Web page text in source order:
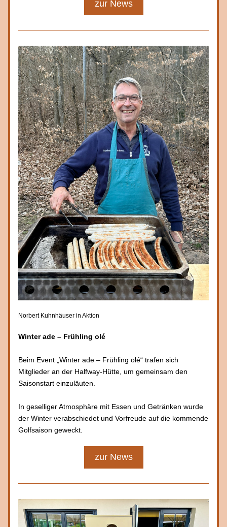
zur News
Norbert Kuhnhäuser in Aktion
Winter ade – Frühling olé
Beim Event „Winter ade – Frühling olé“ trafen sich
Mitglieder an der Halfway-Hütte, um gemeinsam den
Saisonstart einzuläuten.
In geselliger Atmosphäre mit Essen und Getränken wurde
der Winter verabschiedet und Vorfreude auf die kommende
Golfsaison geweckt.
zur News